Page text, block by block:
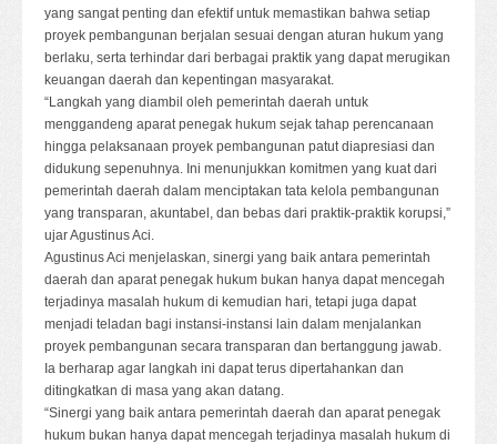
yang sangat penting dan efektif untuk memastikan bahwa setiap
proyek pembangunan berjalan sesuai dengan aturan hukum yang
berlaku, serta terhindar dari berbagai praktik yang dapat merugikan
keuangan daerah dan kepentingan masyarakat.
“Langkah yang diambil oleh pemerintah daerah untuk
menggandeng aparat penegak hukum sejak tahap perencanaan
hingga pelaksanaan proyek pembangunan patut diapresiasi dan
didukung sepenuhnya. Ini menunjukkan komitmen yang kuat dari
pemerintah daerah dalam menciptakan tata kelola pembangunan
yang transparan, akuntabel, dan bebas dari praktik-praktik korupsi,”
ujar Agustinus Aci.
Agustinus Aci menjelaskan, sinergi yang baik antara pemerintah
daerah dan aparat penegak hukum bukan hanya dapat mencegah
terjadinya masalah hukum di kemudian hari, tetapi juga dapat
menjadi teladan bagi instansi-instansi lain dalam menjalankan
proyek pembangunan secara transparan dan bertanggung jawab.
Ia berharap agar langkah ini dapat terus dipertahankan dan
ditingkatkan di masa yang akan datang.
“Sinergi yang baik antara pemerintah daerah dan aparat penegak
hukum bukan hanya dapat mencegah terjadinya masalah hukum di